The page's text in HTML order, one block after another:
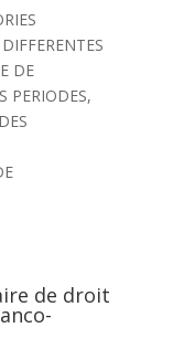
DE
PERIODES,
de droit